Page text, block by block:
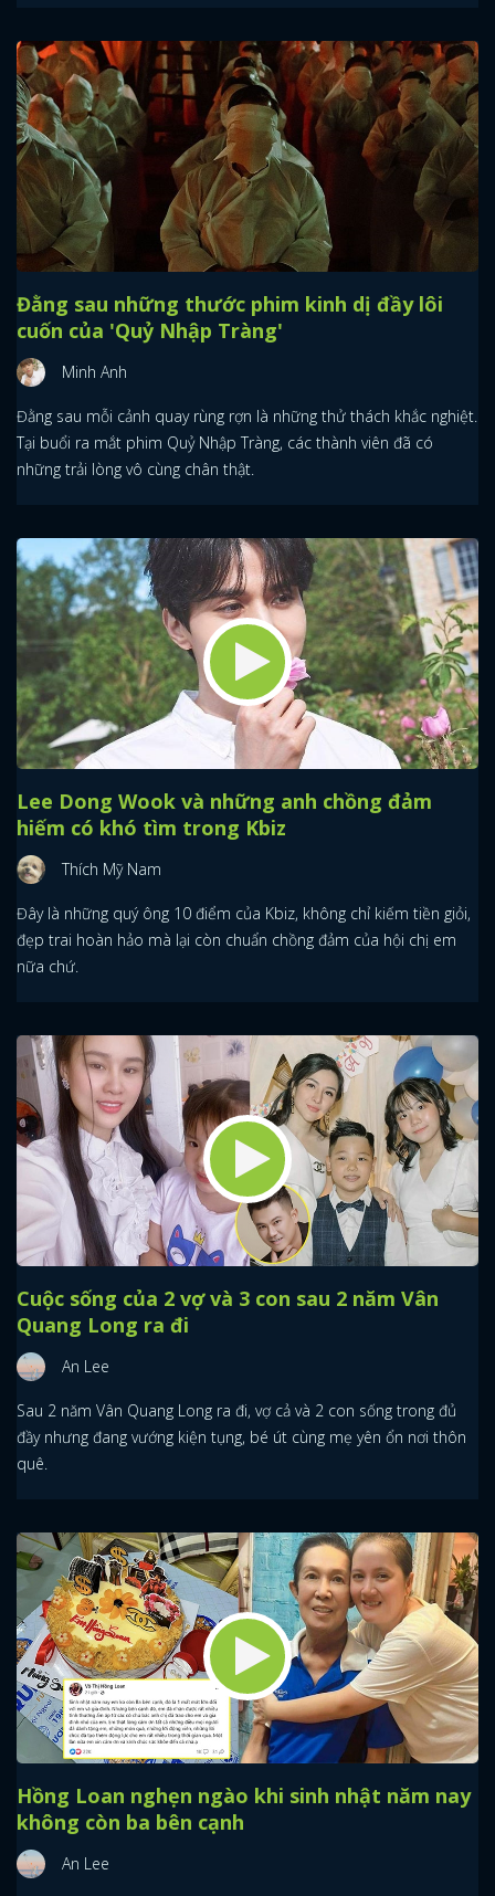
Đằng sau những thước phim kinh dị đầy lôi
cuốn của 'Quỷ Nhập Tràng'
Minh Anh
Đằng sau mỗi cảnh quay rùng rợn là những thử thách khắc nghiệt.
Tại buổi ra mắt phim Quỷ Nhập Tràng, các thành viên đã có
những trải lòng vô cùng chân thật.
Lee Dong Wook và những anh chồng đảm
hiếm có khó tìm trong Kbiz
Thích Mỹ Nam
Đây là những quý ông 10 điểm của Kbiz, không chỉ kiếm tiền giỏi,
đẹp trai hoàn hảo mà lại còn chuẩn chồng đảm của hội chị em
nữa chứ.
Cuộc sống của 2 vợ và 3 con sau 2 năm Vân
Quang Long ra đi
An Lee
Sau 2 năm Vân Quang Long ra đi, vợ cả và 2 con sống trong đủ
đầy nhưng đang vướng kiện tụng, bé út cùng mẹ yên ổn nơi thôn
quê.
Hồng Loan nghẹn ngào khi sinh nhật năm nay
không còn ba bên cạnh
An Lee